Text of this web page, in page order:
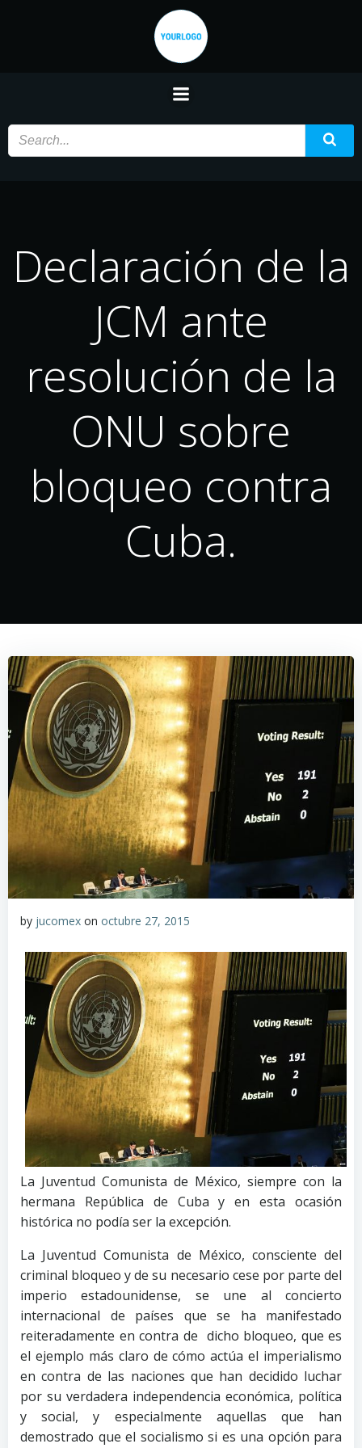
Saltar
contenido
Declaración de la
JCM ante
resolución de la
ONU sobre
bloqueo contra
Cuba.
by jucomex on octubre 27, 2015
La Juventud Comunista de México, siempre con la
hermana República de Cuba y en esta ocasión
histórica no podía ser la excepción.
La Juventud Comunista de México, consciente del
criminal bloqueo y de su necesario cese por parte del
imperio estadounidense, se une al concierto
internacional de países que se ha manifestado
reiteradamente en contra de dicho bloqueo, que es
el ejemplo más claro de cómo actúa el imperialismo
en contra de las naciones que han decidido luchar
por su verdadera independencia económica, política
y social, y especialmente aquellas que han
demostrado que el socialismo si es una opción para